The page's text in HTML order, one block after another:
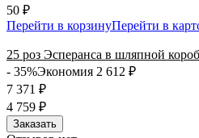
50 ₽
Перейти в корзинуПерейти в
25 роз Эсперанса в шляпной
- 35%Экономия 2 612 ₽
7 371 ₽
4 759 ₽
Заказать